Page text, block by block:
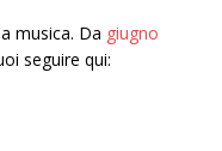
musica. Da giugno
seguire qui: